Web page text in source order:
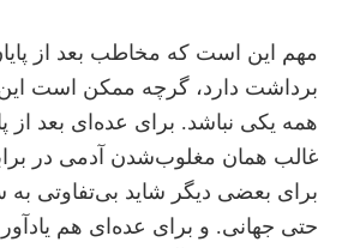
مهم این است که مخاطب بعد از
برداشت دارد، گرچه ممکن است
همه یکی نباشد. برای عده‌ای بعد از
غالب همان مغلوب‌شدن آدمی در
برای بعضی دیگر شاید بی‌تفاوتی به
حتی جهانی. و برای عده‌ای هم